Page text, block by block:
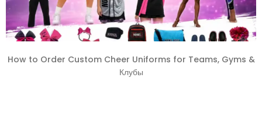
How to Order Custom Cheer Uniforms for Teams, Gyms &
Клубы